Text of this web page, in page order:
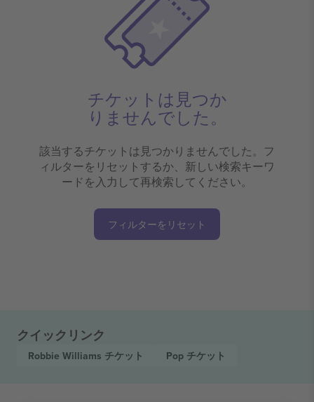
チケットは見つか
りませんでした。
該当するチケットは見つかりませんでした。フ
ィルターをリセットするか、新しい検索キーワ
ードを入力して再検索してください。
フィルターをリセット
クイックリンク
Robbie Williams チケット Pop チケット